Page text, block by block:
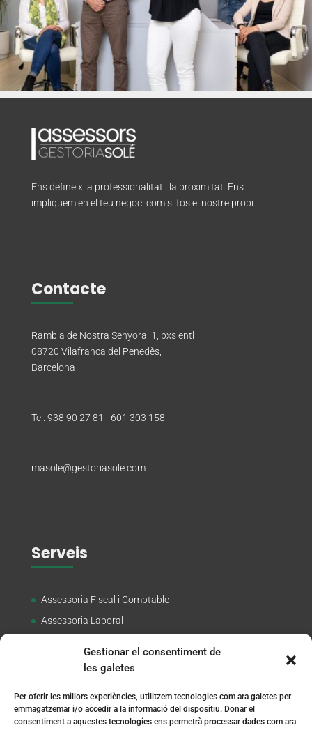
Gestionar el consentiment de
les galetes
Per oferir les millors experiències, utilitzem tecnologies com ara galetes per
emmagatzemar i/o accedir a la informació del dispositiu. Donar el
consentiment a aquestes tecnologies ens permetrà processar dades com ara
Ens defineix la professionalitat i la proximitat. Ens
impliquem en el teu negoci com si fos el nostre propi.
Contacte
Rambla de Nostra Senyora, 1, bxs entl
08720 Vilafranca del Penedès,
Barcelona
Tel. 938 90 27 81 - 601 303 158
masole@gestoriasole.com
Serveis
Assessoria Fiscal i Comptable
Assessoria Laboral
Assessoria Jurídica
Assessoria LOPD
Altres Tràmits